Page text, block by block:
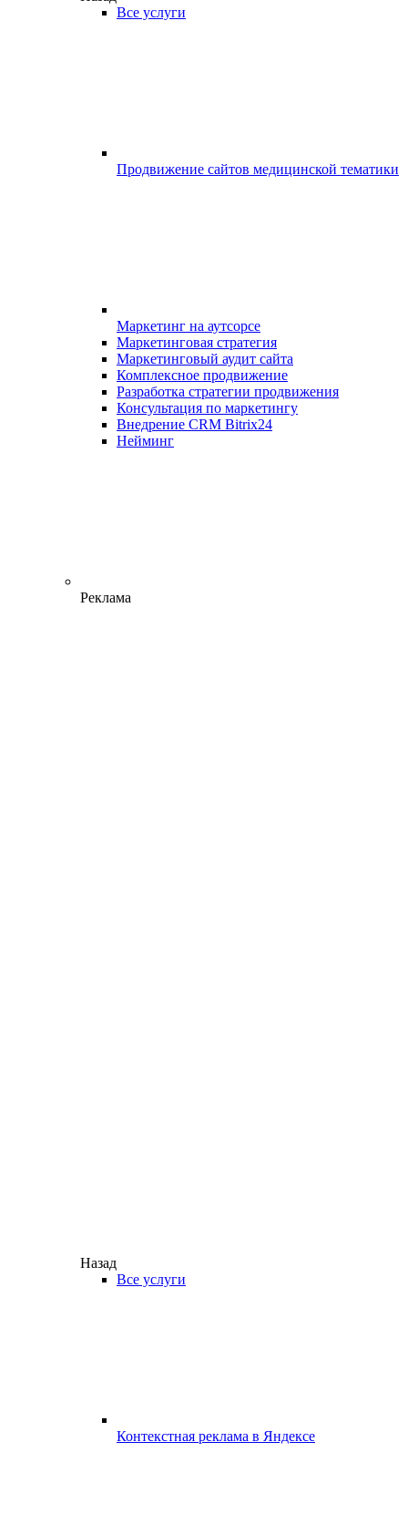
Все услуги
Продвижение сайтов медицинской тематики
Маркетинг на аутсорсе
Маркетинговая стратегия
Маркетинговый аудит сайта
Комплексное продвижение
Разработка стратегии продвижения
Консультация по маркетингу
Внедрение CRM Bitrix24
Нейминг
Реклама
Назад
Все услуги
Контекстная реклама в Яндексе